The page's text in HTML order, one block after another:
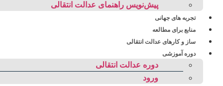
پیش‌نویس راهنمای عدالت انتقالی
تجربه های جهانی
منابع برای مطالعه
ساز و کارهای عدالت انتقالی
دوره آموزشی
دوره عدالت انتقالی
ورود